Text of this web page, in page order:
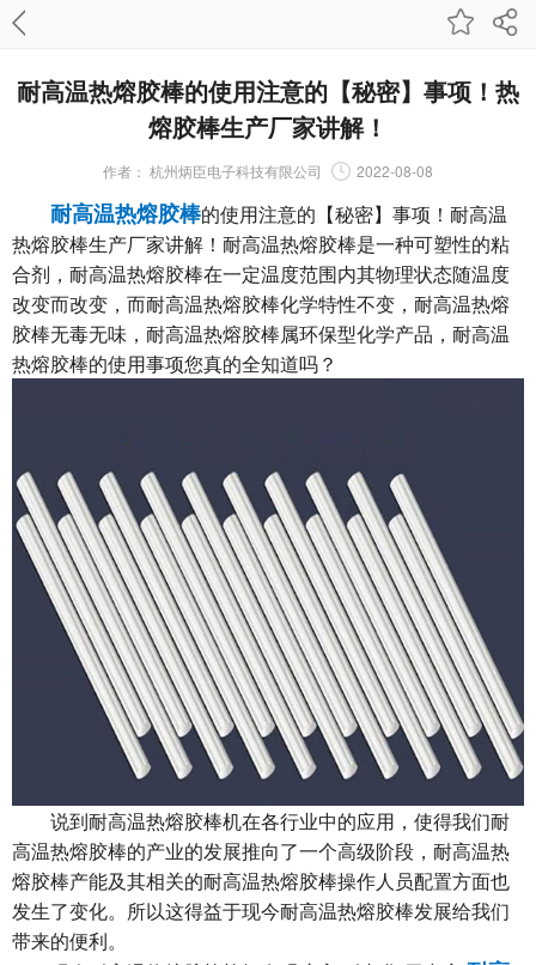
耐高温热熔胶棒的使用注意的【秘密】事项！热
熔胶棒生产厂家讲解！
作者： 杭州炳臣电子科技有限公司 2022-08-08
耐高温热熔胶棒的使用注意的【秘密】事项！耐高温
热熔胶棒生产厂家讲解！耐高温热熔胶棒是一种可塑性的粘
合剂，耐高温热熔胶棒在一定温度范围内其物理状态随温度
改变而改变，而耐高温热熔胶棒化学特性不变，耐高温热熔
胶棒无毒无味，耐高温热熔胶棒属环保型化学产品，耐高温
热熔胶棒的使用事项您真的全知道吗？
说到耐高温热熔胶棒机在各行业中的应用，使得我们耐
高温热熔胶棒的产业的发展推向了一个高级阶段，耐高温热
熔胶棒产能及其相关的耐高温热熔胶棒操作人员配置方面也
发生了变化。所以这得益于现今耐高温热熔胶棒发展给我们
带来的便利。